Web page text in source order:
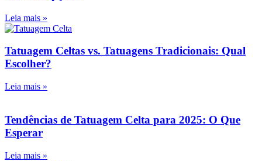
Leia mais »
Tatuagem Celtas vs. Tatuagens Tradicionais: Qual
Escolher?
Leia mais »
Tendências de Tatuagem Celta para 2025: O Que
Esperar
Leia mais »